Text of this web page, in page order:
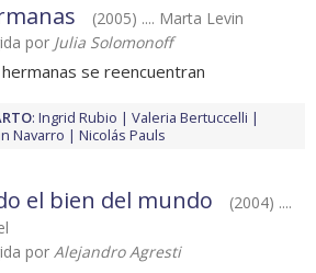
(2005) .... Marta Levin
por Julia Solomonoff
se reencuentran
: Ingrid Rubio
Valeria Bertuccelli
Navarro
Nicolás Pauls
el bien del mundo
(2004) ....
por Alejandro Agresti